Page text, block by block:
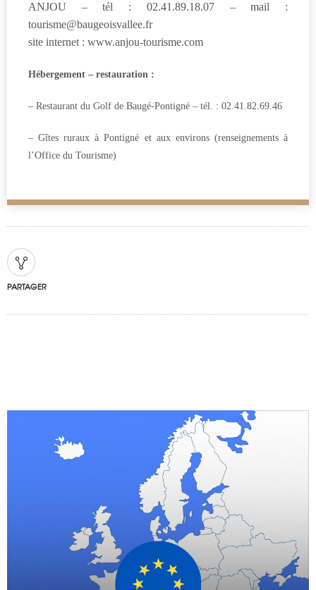
ANJOU – tél : 02.41.89.18.07 – mail :
tourisme@baugeoisvallee.fr
site internet : www.anjou-tourisme.com
Hébergement – restauration :
– Restaurant du Golf de Baugé-Pontigné – tél. : 02.41.82.69.46
–Gîtes rurauxà Pontigné et aux environs (renseignements à
l’Office du Tourisme)
PARTAGER